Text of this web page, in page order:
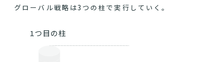
グローバル戦略は3つの柱で実行していく。
１つ目の柱